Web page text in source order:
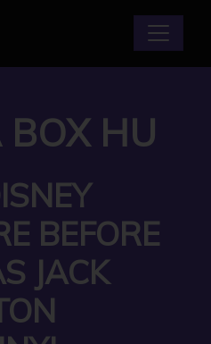
BOX HU
BEFORE
JACK